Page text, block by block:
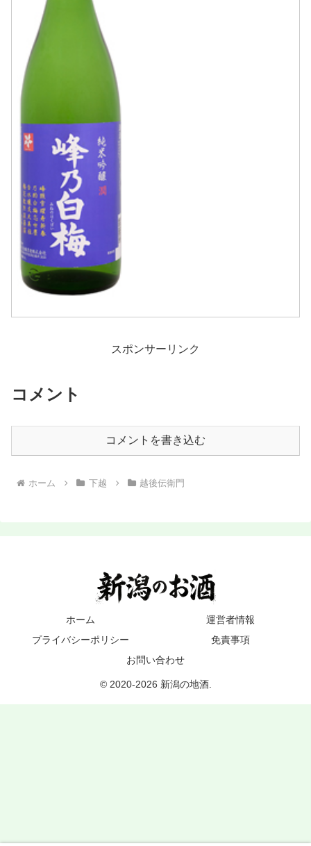
スポンサーリンク
コメント
コメントを書き込む
ホーム 下越 越後伝衛門
ホーム
運営者情報
プライバシーポリシー
免責事項
お問い合わせ
© 2020-2026 新潟の地酒.